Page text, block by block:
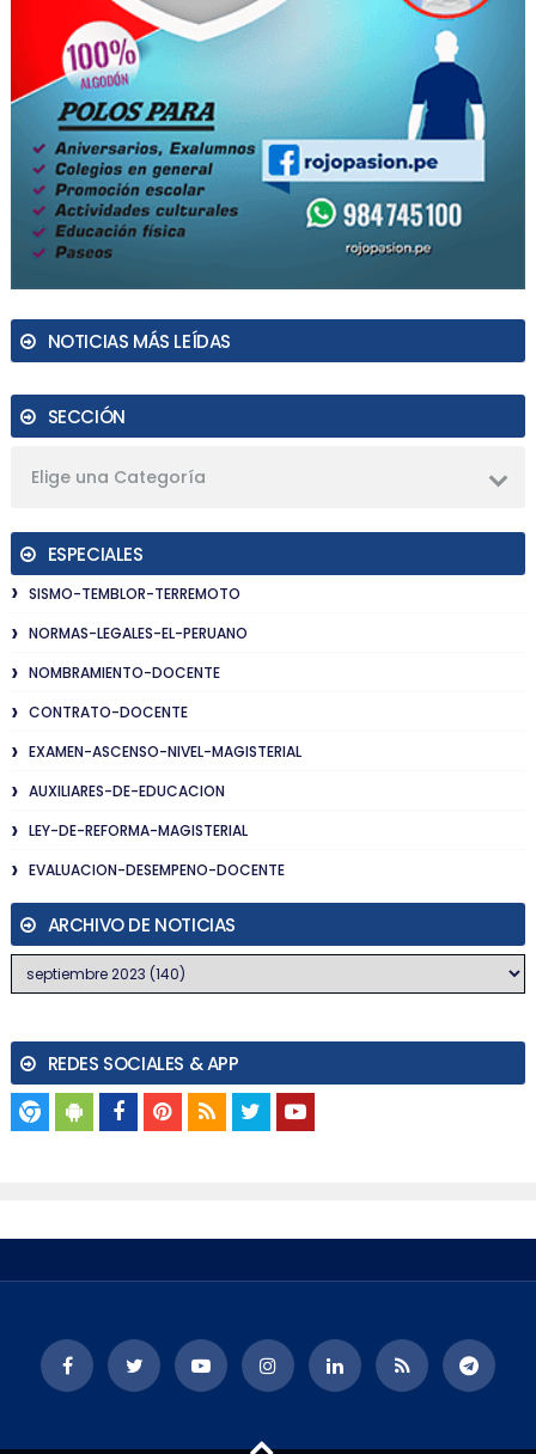
NOTICIAS MÁS LEÍDAS
SECCIÓN
Elige una Categoría
ESPECIALES
SISMO-TEMBLOR-TERREMOTO
NORMAS-LEGALES-EL-PERUANO
NOMBRAMIENTO-DOCENTE
CONTRATO-DOCENTE
EXAMEN-ASCENSO-NIVEL-MAGISTERIAL
AUXILIARES-DE-EDUCACION
LEY-DE-REFORMA-MAGISTERIAL
EVALUACION-DESEMPENO-DOCENTE
ARCHIVO DE NOTICIAS
REDES SOCIALES & APP